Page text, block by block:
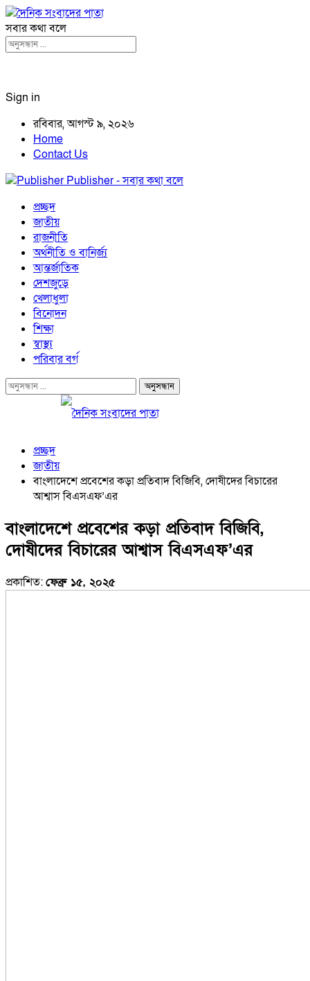
সবার কথা বলে
Sign in
রবিবার, আগস্ট ৯, ২০২৬
Home
Contact Us
Publisher - সবার কথা বলে
প্রচ্ছদ
জাতীয়
রাজনীতি
অর্থনীতি ও বানির্জ্য
আন্তর্জাতিক
দেশজুড়ে
খেলাধুলা
বিনোদন
শিক্ষা
স্বাস্থ্য
পরিবার বর্গ
প্রচ্ছদ
জাতীয়
বাংলাদেশে প্রবেশের কড়া প্রতিবাদ বিজিবি, দোষীদের বিচারের
আশ্বাস বিএসএফ’এর
বাংলাদেশে প্রবেশের কড়া প্রতিবাদ বিজিবি,
দোষীদের বিচারের আশ্বাস বিএসএফ’এর
প্রকাশিত:ফেব্রু ১৫, ২০২৫